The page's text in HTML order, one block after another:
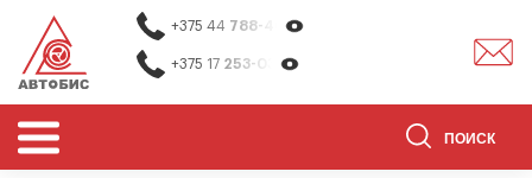
+375 44 788-40-13
+375 17 253-03-26